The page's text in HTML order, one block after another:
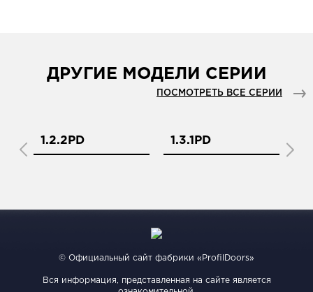
ДРУГИЕ МОДЕЛИ СЕРИИ
ПОСМОТРЕТЬ ВСЕ СЕРИИ
1.2.2PD 1.3.1PD
© Официальный сайт фабрики «ProfilDoors»
Вся информация, представленная на сайте является